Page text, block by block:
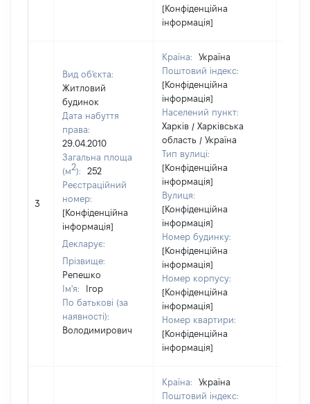
[Конфіденційна
інформація]
3
Вид об'єкта:
Житловий
будинок
Дата набуття
права:
29.04.2010
Загальна площа
(м2):
252
Реєстраційний
номер:
[Конфіденційна
інформація]
Декларує:
Прізвище:
Репешко
Ім'я:
Ігор
По батькові (за
наявності):
Володимирович
Країна:
Україна
Поштовий індекс:
[Конфіденційна
інформація]
Населений пункт:
Харків / Харківська
область / Україна
Тип вулиці:
[Конфіденційна
інформація]
Вулиця:
[Конфіденційна
інформація]
Номер будинку:
[Конфіденційна
інформація]
Номер корпусу:
[Конфіденційна
інформація]
Номер квартири:
[Конфіденційна
інформація]
Країна:
Україна
Поштовий індекс: